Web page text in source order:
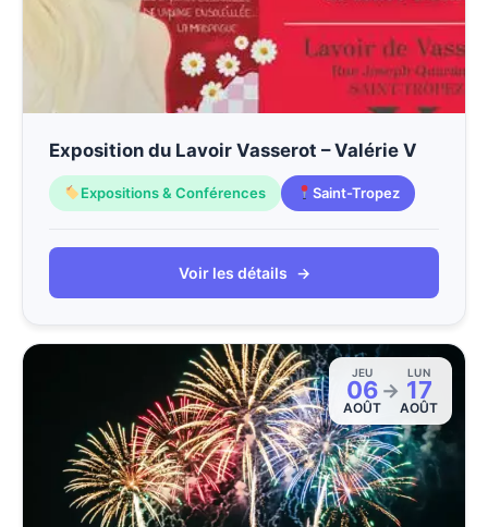
Exposition du Lavoir Vasserot – Valérie V
Expositions & Conférences Saint-Tropez
Voir les détails →
JEU
06
AOÛT
→
LUN
17
AOÛT